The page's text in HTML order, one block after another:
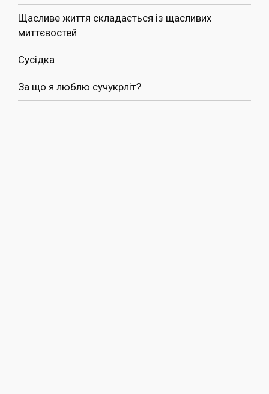
Щасливе життя складається із щасливих
миттєвостей
Сусідка
За що я люблю сучукрліт?